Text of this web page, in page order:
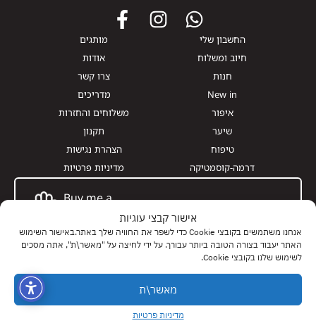
אישור קבצי עוגיות
אנחנו משתמשים בקובצי Cookie כדי לשפר את החוויה שלך באתר.באישור השימוש
האתר יעבוד בצורה הטובה ביותר עבורך. על ידי לחיצה על "מאשר\ת", אתה מסכים
לשימוש שלנו בקובצי Cookie.
מאשר\ת
מדיניות פרטיות
Buy me a
Giftcard
החשבון שלי
חיוב ומשלוח
חנות
New in
איפור
שיער
טיפוח
דרמה-קוסמטיקה
מותגים
אודות
צרו קשר
מדריכים
משלוחים והחזרות
תקנון
הצהרת נגישות
מדיניות פרטיות